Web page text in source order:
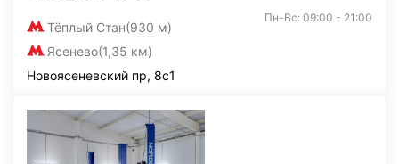
Тёплый Стан(930 м)
Ясенево(1,35 км)
Пн-Вс: 09:00 - 21:00
Новоясеневский пр, 8с1